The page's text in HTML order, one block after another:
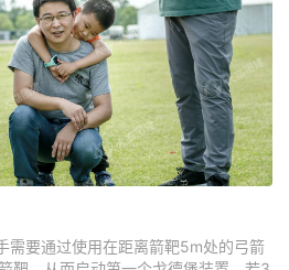
需要通过使用在距离箭靶5m处的弓箭